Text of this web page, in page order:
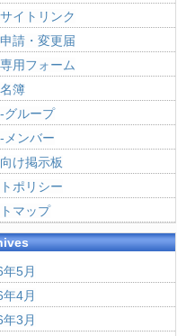
イトリンク
請・変更届
用フォーム
簿
グループ
メンバー
け掲示板
ポリシー
マップ
5月
4月
3月